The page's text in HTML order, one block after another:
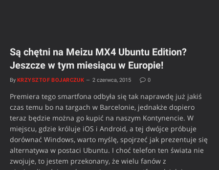
Są chętni na Meizu MX4 Ubuntu Edition?
Jeszcze w tym miesiącu w Europie!
By KRZYSZTOF BOJARCZUK 2 czerwca, 2015 0
Premiera tego smartfona odbyła się tak naprawdę już jakiś
czas temu bo na targach w Barcelonie, jednakże dopiero
teraz będzie można go kupić na naszym Kontynencie. W
miejscu, gdzie króluje iOS i Android, a tej dwójce próbuje
dorównać Windows, warto myślę, spojrzeć jak prezentuje się
alternatywa w postaci Ubuntu. I choć telefon ten świata nie
zwojuje, to jestem przekonany, że wielu fanów z